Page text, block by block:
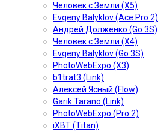
Человек с Земли (X5)
Evgeny Balyklov (Ace Pro 2)
Андрей Долженко (Go 3S)
Человек с Земли (X4)
Evgeny Balyklov (Go 3S)
PhotoWebExpo (X3)
b1trat3 (Link)
Алексей Ясный (Flow)
Garik Tarano (Link)
PhotoWebExpo (Pro 2)
iXBT (Titan)